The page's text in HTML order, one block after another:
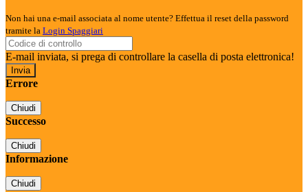
Non hai una e-mail associata al nome utente? Effettua il reset della password
tramite la Login Spaggiari
E-mail inviata, si prega di controllare la casella di posta elettronica!
Errore
Chiudi
Successo
Chiudi
Informazione
Chiudi